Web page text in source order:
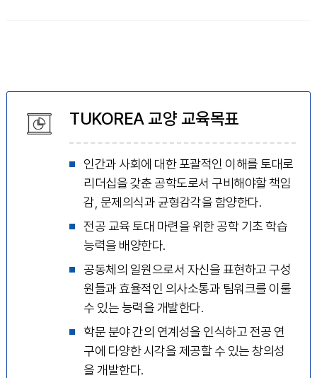
TUKOREA 교양 교육목표
인간과 사회에 대한 포괄적인 이해를 토대로
리더십을 갖춘 공학도로서 구비해야할 책임
감, 문제의식과 균형감각을 함양한다.
전공 교육 토대 마련을 위한 공학 기초 학습
능력을 배양한다.
공동체의 일원으로서 자신을 표현하고 구성
원들과 효율적인 의사소통과 팀워크를 이룰
수 있는 능력을 개발한다.
학문 분야 간의 연계성을 인식하고 전공 연
구에 다양한 시각을 제공할 수 있는 창의성
을 개발한다.